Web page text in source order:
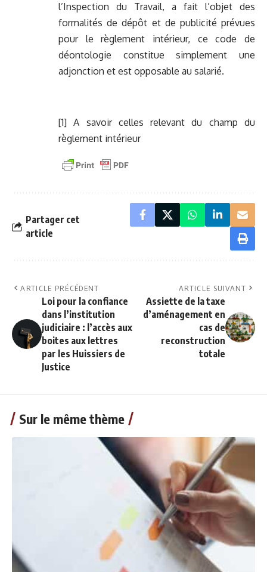
l’Inspection du Travail, a fait l’objet des
formalités de dépôt et de publicité prévues
pour le règlement intérieur, ce code de
déontologie constitue simplement une
adjonction et est opposable au salarié.
[1] A savoir celles relevant du champ du
règlement intérieur
Partager cet
article
ARTICLE PRÉCÉDENT
Loi pour la confiance
dans l’institution
judiciaire : l’accès aux
boites aux lettres
par les Huissiers de
Justice
ARTICLE SUIVANT
Assiette de la taxe
d’aménagement en
cas de
reconstruction
totale
Sur le même thème